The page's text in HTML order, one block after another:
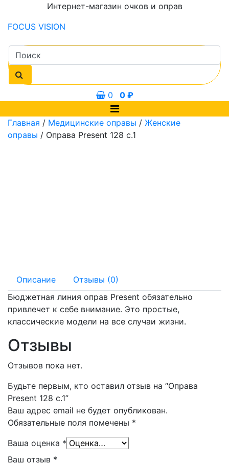
Интернет-магазин очков и оправ
FOCUS VISION
0 0 ₽
Главная / Медицинские оправы / Женские
оправы / Оправа Present 128 с.1
Описание
Отзывы (0)
Бюджетная линия оправ Present обязательно
привлечет к себе внимание. Это простые,
классические модели на все случаи жизни.
Отзывы
Отзывов пока нет.
Будьте первым, кто оставил отзыв на “Оправа
Present 128 с.1”
Ваш адрес email не будет опубликован.
Обязательные поля помечены *
Ваша оценка *
Ваш отзыв *